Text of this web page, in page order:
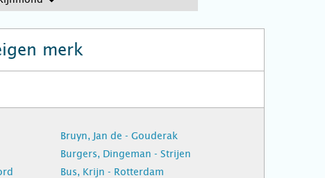
merk
Bruyn, Jan de - Gouderak
Burgers, Dingeman - Strijen
Bus, Krijn - Rotterdam